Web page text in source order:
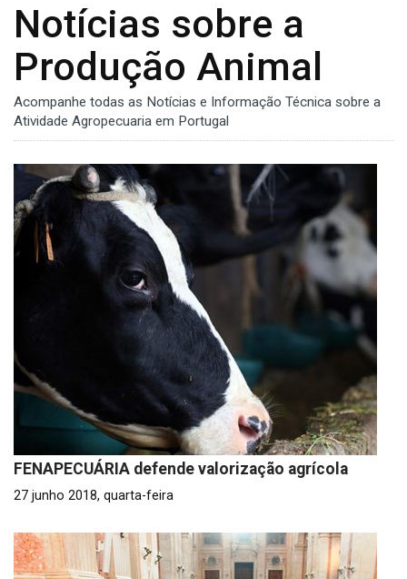
Notícias sobre a
Produção Animal
Acompanhe todas as Notícias e Informação Técnica sobre a
Atividade Agropecuaria em Portugal
FENAPECUÁRIA defende valorização agrícola
27 junho 2018, quarta-feira